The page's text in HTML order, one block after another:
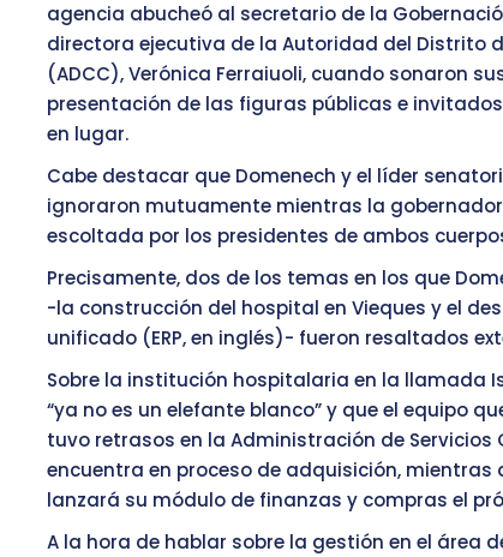
agencia abucheó al secretario de la
directora ejecutiva de la Autoridad del Distrito
(ADCC), Verónica Ferraiuoli, cuando sonaron
presentación de las figuras públicas e
en lugar.
Cabe destacar que Domenech y el líder
ignoraron mutuamente mientras la
escoltada por los presidentes de ambos
Precisamente, dos de los temas en los que
-la construcción del hospital en Vieques y el
unificado (ERP, en inglés)- fueron resaltados
Sobre la institución hospitalaria en la llamada
“ya no es un elefante blanco” y que el equipo
tuvo retrasos en la Administración de Servicios
encuentra en proceso de adquisición, mientras
lanzará su módulo de finanzas y compras el
A la hora de hablar sobre la gestión en el área